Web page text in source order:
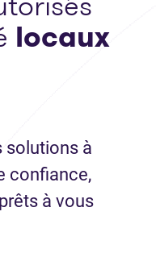
locaux
solutions à
confiance,
à vous